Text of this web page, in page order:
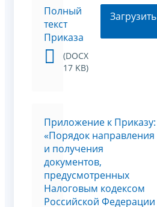
Полный
текст
Приказа
(DOCX
17 KB)
Загрузить
Приложение к Приказу:
«Порядок направления
и получения
документов,
предусмотренных
Налоговым кодексом
Российской Федерации